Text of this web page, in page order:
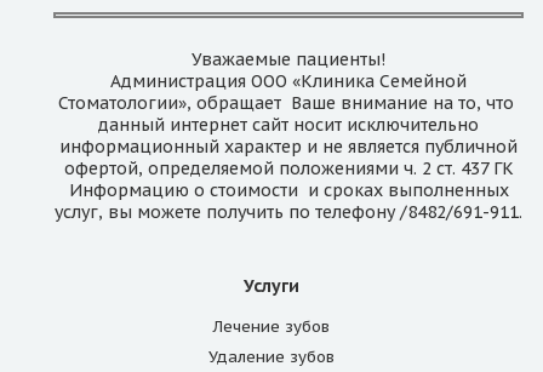
Уважаемые пациенты!
Администрация ООО «Клиника Семейной
Стоматологии», обращает Ваше внимание на то, что
данный интернет сайт носит исключительно
информационный характер и не является публичной
офертой, определяемой положениями ч. 2 ст. 437 ГК
Информацию о стоимости и сроках выполненных
услуг, вы можете получить по телефону /8482/691-911.
Услуги
Лечение зубов
Удаление зубов